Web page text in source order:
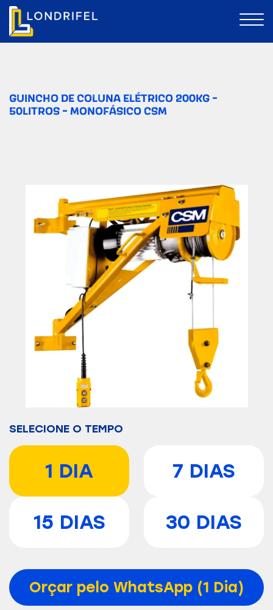
GUINCHO DE COLUNA ELÉTRICO 200KG -
50LITROS - MONOFÁSICO CSM
SELECIONE O TEMPO
1 DIA 7 DIAS
15 DIAS 30 DIAS
Orçar pelo WhatsApp (1 Dia)